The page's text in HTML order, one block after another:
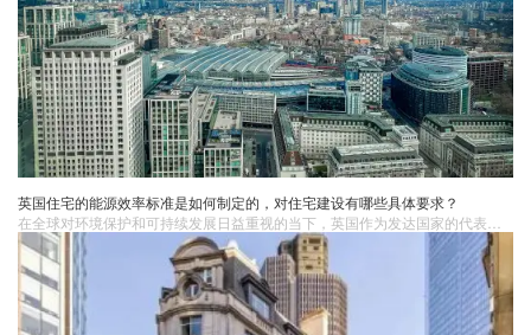
英国住宅的能源效率标准是如何制定的，对住宅建设有哪些具体要求？